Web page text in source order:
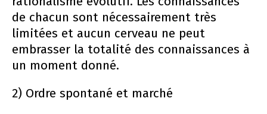
de chacun sont nécessairement très
limitées et aucun cerveau ne peut
embrasser la totalité des connaissances à
un moment donné.
2) Ordre spontané et marché